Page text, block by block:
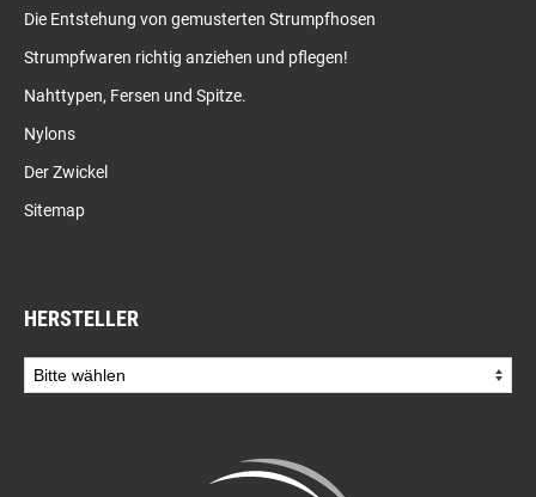
Die Entstehung von gemusterten Strumpfhosen
Strumpfwaren richtig anziehen und pflegen!
Nahttypen, Fersen und Spitze.
Nylons
Der Zwickel
Sitemap
HERSTELLER